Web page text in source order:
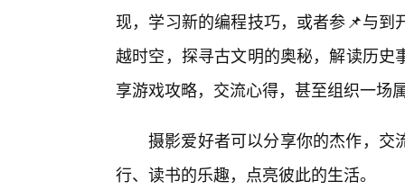
现，学习新的编程技巧，或者参📌与
越时空，探寻古文明的奥秘，解读历
享游戏攻略，交流心得，甚至组织一场
摄影爱好者可以分享你的杰作，交
行、读书的乐趣，点亮彼此的生活。